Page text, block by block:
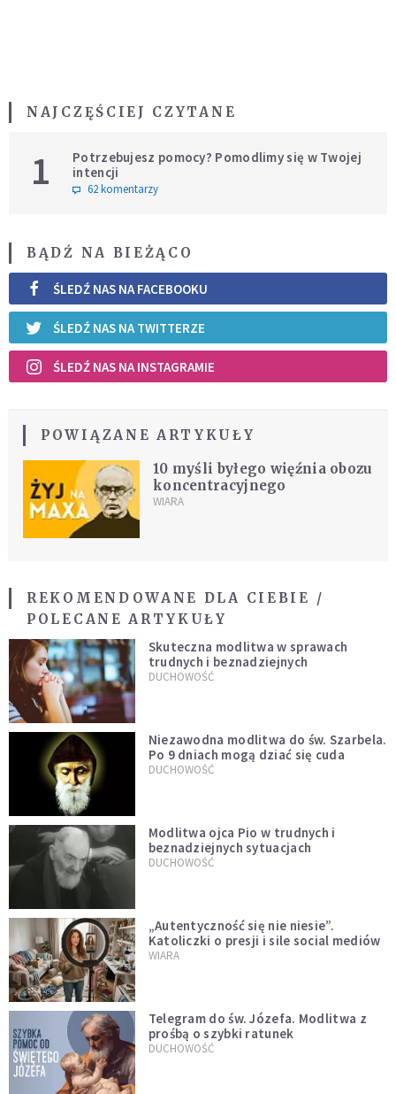
NAJCZĘŚCIEJ CZYTANE
1
Potrzebujesz pomocy? Pomodlimy się w Twojej
intencji
62 komentarzy
BĄDŹ NA BIEŻĄCO
ŚLEDŹ NAS NA FACEBOOKU
ŚLEDŹ NAS NA TWITTERZE
ŚLEDŹ NAS NA INSTAGRAMIE
POWIĄZANE ARTYKUŁY
10 myśli byłego więźnia obozu
koncentracyjnego
WIARA
REKOMENDOWANE DLA CIEBIE /
POLECANE ARTYKUŁY
Skuteczna modlitwa w sprawach
trudnych i beznadziejnych
DUCHOWOŚĆ
Niezawodna modlitwa do św. Szarbela.
Po 9 dniach mogą dziać się cuda
DUCHOWOŚĆ
Modlitwa ojca Pio w trudnych i
beznadziejnych sytuacjach
DUCHOWOŚĆ
„Autentyczność się nie niesie”.
Katoliczki o presji i sile social mediów
WIARA
Telegram do św. Józefa. Modlitwa z
prośbą o szybki ratunek
DUCHOWOŚĆ